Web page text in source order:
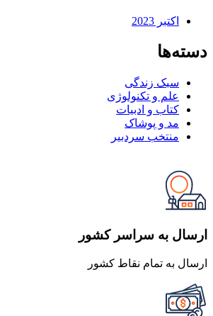
اکتبر 2023
دسته‌ها
سبک زندگی
علم و تکنولوژی
کتاب و ادبیات
مد و پوشاک
منتخب سردبیر
ارسال به سراسر کشور
ارسال به تمام نقاط کشور